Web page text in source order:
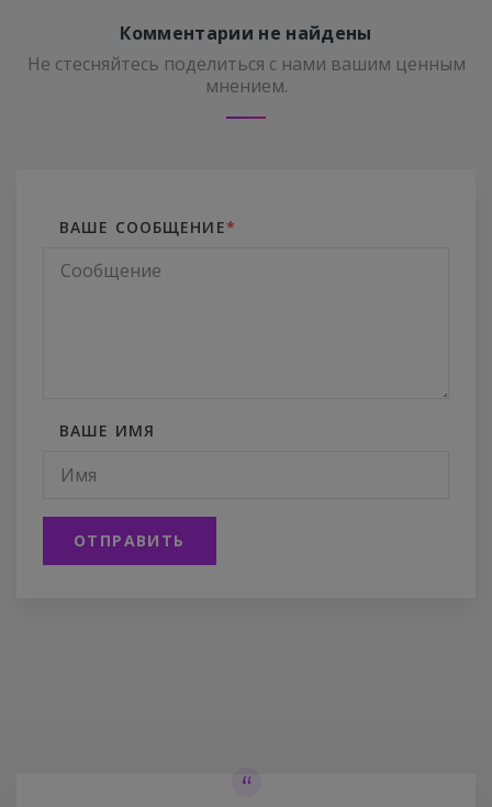
Комментарии не найдены
Не стесняйтесь поделиться с нами вашим ценным
мнением.
ВАШЕ СООБЩЕНИЕ*
ВАШЕ ИМЯ
ОТПРАВИТЬ